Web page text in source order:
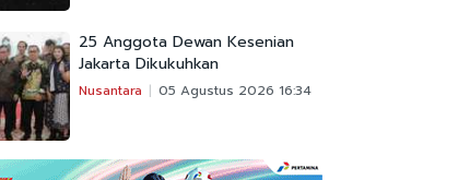
25 Anggota Dewan Kesenian
Jakarta Dikukuhkan
Nusantara 05 Agustus 2026 16:34